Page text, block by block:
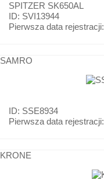
SPITZER SK650AL
ID: SVI13944
Pierwsza data rejestracji:
SAMRO
ID: SSE8934
Pierwsza data rejestracji:
KRONE